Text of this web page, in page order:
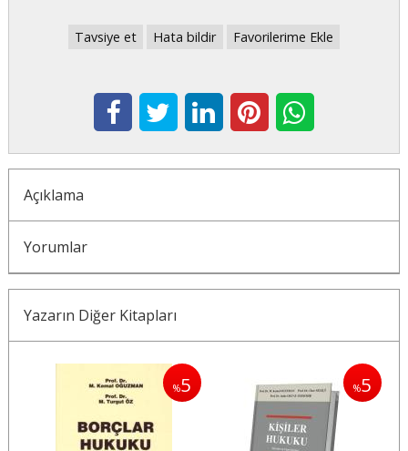
Tavsiye et Hata bildir Favorilerime Ekle
Açıklama
Yorumlar
Yazarın Diğer Kitapları
%5 %5